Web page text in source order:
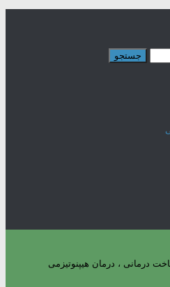
درمانی ، درمان هیپنوتیزمی